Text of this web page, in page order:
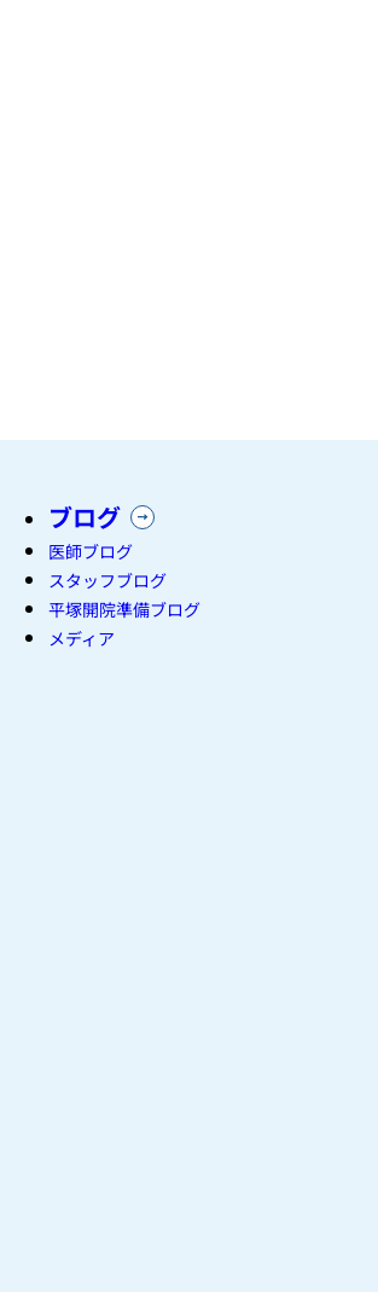
ブログ
医師ブログ
スタッフブログ
平塚開院準備ブログ
メディア